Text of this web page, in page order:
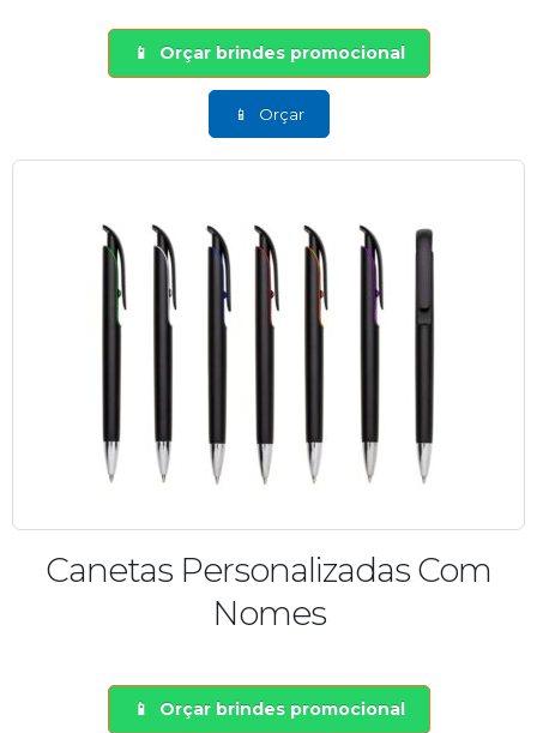
Orçar brindes promocional
Orçar
Canetas Personalizadas Com
Nomes
Orçar brindes promocional